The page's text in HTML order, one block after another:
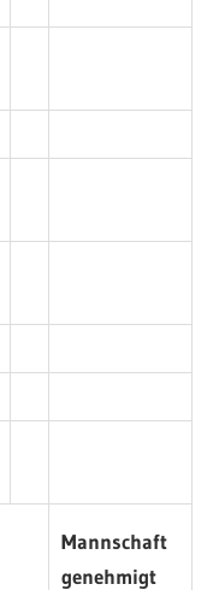
Mannschaft
genehmigt